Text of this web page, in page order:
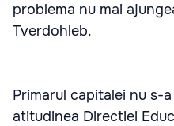
problema nu mai
Tverdohleb.
Primarul capitalei nu s-
atitudinea Directiei